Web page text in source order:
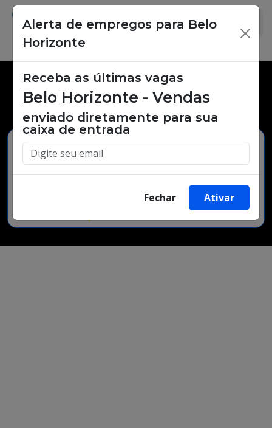
Vagas de emprego,
oportunidades de trabalho.
Buscar Vagas
Alerta de empregos para Belo
Horizonte
×
Receba as últimas vagas
Belo Horizonte - Vendas
enviado diretamente para sua
caixa de entrada
Fechar Ativar